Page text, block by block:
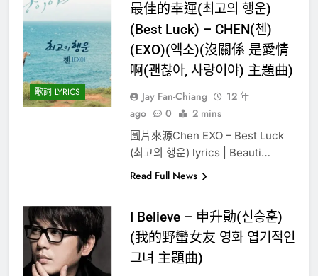
歌詞 LYRICS
最佳的幸運(최고의 행운)
(Best Luck) – CHEN(첸)
(EXO)(엑소)(沒關係 是愛情
啊(괜찮아, 사랑이야) 主題曲)
Jay Fan-Chiang
12 年
ago
0 2 mins
圖片來源Chen EXO – Best Luck
(최고의 행운) lyrics | Beauti…
Read Full News
I Believe – 申升勛(신승훈)
(我的野蠻女友 영화 엽기적인
그녀 主題曲)